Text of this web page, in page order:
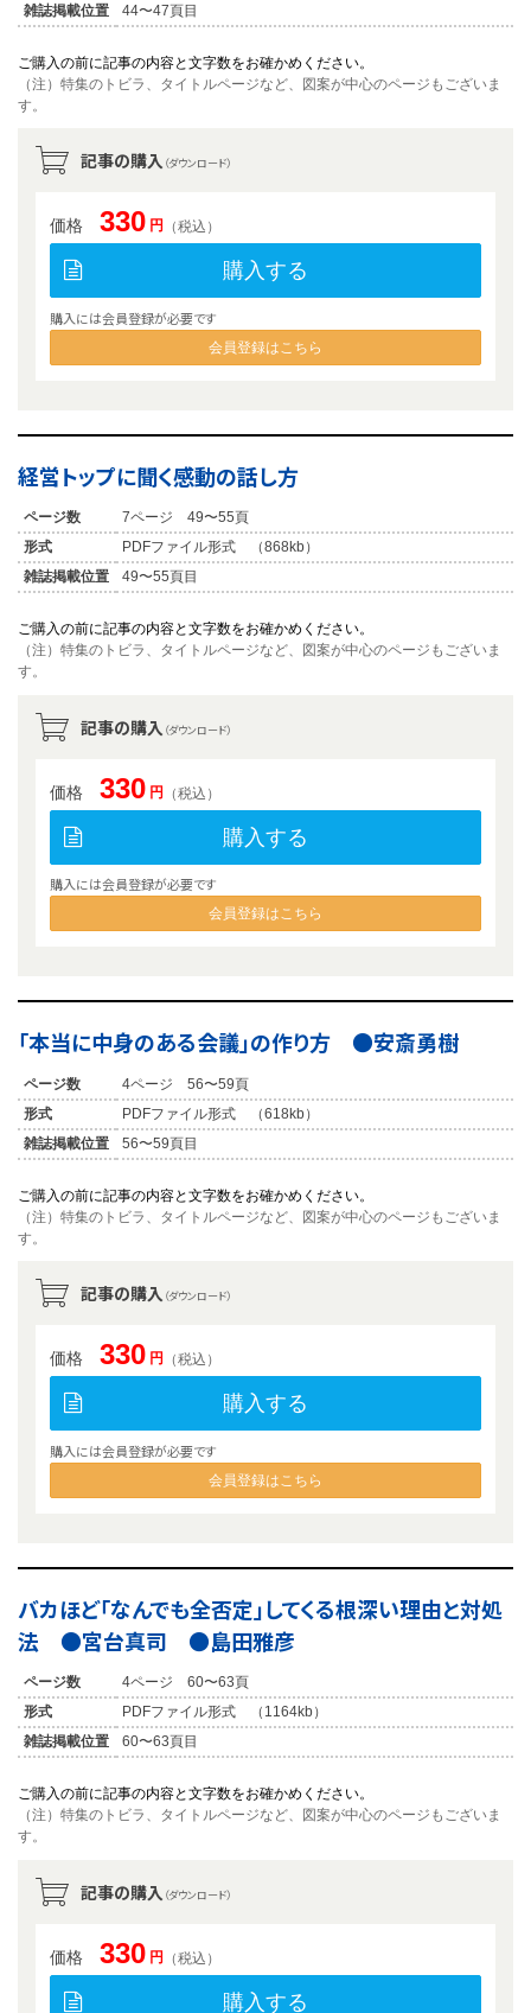
雑誌掲載位置
44〜47頁目
ご購入の前に記事の内容と文字数をお確かめください。
（注）特集のトビラ、タイトルページなど、図案が中心のページもございま
す。
記事の購入 （ダウンロード）
価格 330 円 （税込）
購入する
購入には会員登録が必要です
会員登録はこちら
経営トップに聞く感動の話し方
ページ数
7ページ 49〜55頁
形式
PDFファイル形式 （868kb）
雑誌掲載位置
49〜55頁目
ご購入の前に記事の内容と文字数をお確かめください。
（注）特集のトビラ、タイトルページなど、図案が中心のページもございま
す。
記事の購入 （ダウンロード）
価格 330 円 （税込）
購入する
購入には会員登録が必要です
会員登録はこちら
「本当に中身のある会議」の作り方 ●安斎勇樹
ページ数
4ページ 56〜59頁
形式
PDFファイル形式 （618kb）
雑誌掲載位置
56〜59頁目
ご購入の前に記事の内容と文字数をお確かめください。
（注）特集のトビラ、タイトルページなど、図案が中心のページもございま
す。
記事の購入 （ダウンロード）
価格 330 円 （税込）
購入する
購入には会員登録が必要です
会員登録はこちら
バカほど「なんでも全否定」してくる根深い理由と対処
法 ●宮台真司 ●島田雅彦
ページ数
4ページ 60〜63頁
形式
PDFファイル形式 （1164kb）
雑誌掲載位置
60〜63頁目
ご購入の前に記事の内容と文字数をお確かめください。
（注）特集のトビラ、タイトルページなど、図案が中心のページもございま
す。
記事の購入 （ダウンロード）
価格 330 円 （税込）
購入する